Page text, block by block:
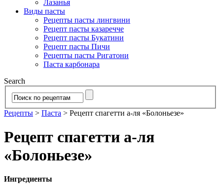
Лазанья
Виды пасты
Рецепты пасты лингвини
Рецепт пасты казаречче
Рецепт пасты Букатини
Рецепт пасты Пичи
Рецепты пасты Ригатони
Паста карбонара
Search
Рецепты > Паста > Рецепт спагетти а-ля «Болоньезе»
Рецепт спагетти а-ля
«Болоньезе»
Ингредиенты